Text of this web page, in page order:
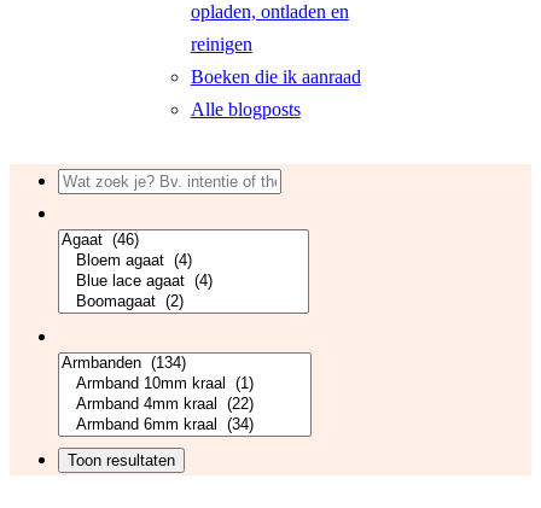
opladen, ontladen en
reinigen
Boeken die ik aanraad
Alle blogposts